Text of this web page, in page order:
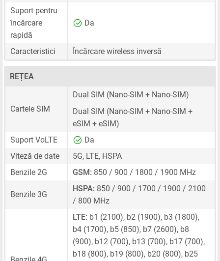
Suport pentru
încărcare
rapidă
Da
Caracteristici Încărcare wireless inversă
REȚEA
Cartele SIM
Dual SIM (Nano-SIM + Nano-SIM)
Dual SIM (Nano-SIM + Nano-SIM +
eSIM + eSIM)
Suport VoLTE
Da
Viteză de date
5G, LTE, HSPA
Benzile 2G
GSM: 850 / 900 / 1800 / 1900 MHz
Benzile 3G
HSPA: 850 / 900 / 1700 / 1900 / 2100
/ 800 MHz
LTE: b1 (2100), b2 (1900), b3 (1800),
b4 (1700), b5 (850), b7 (2600), b8
(900), b12 (700), b13 (700), b17 (700),
b18 (800), b19 (800), b20 (800), b25